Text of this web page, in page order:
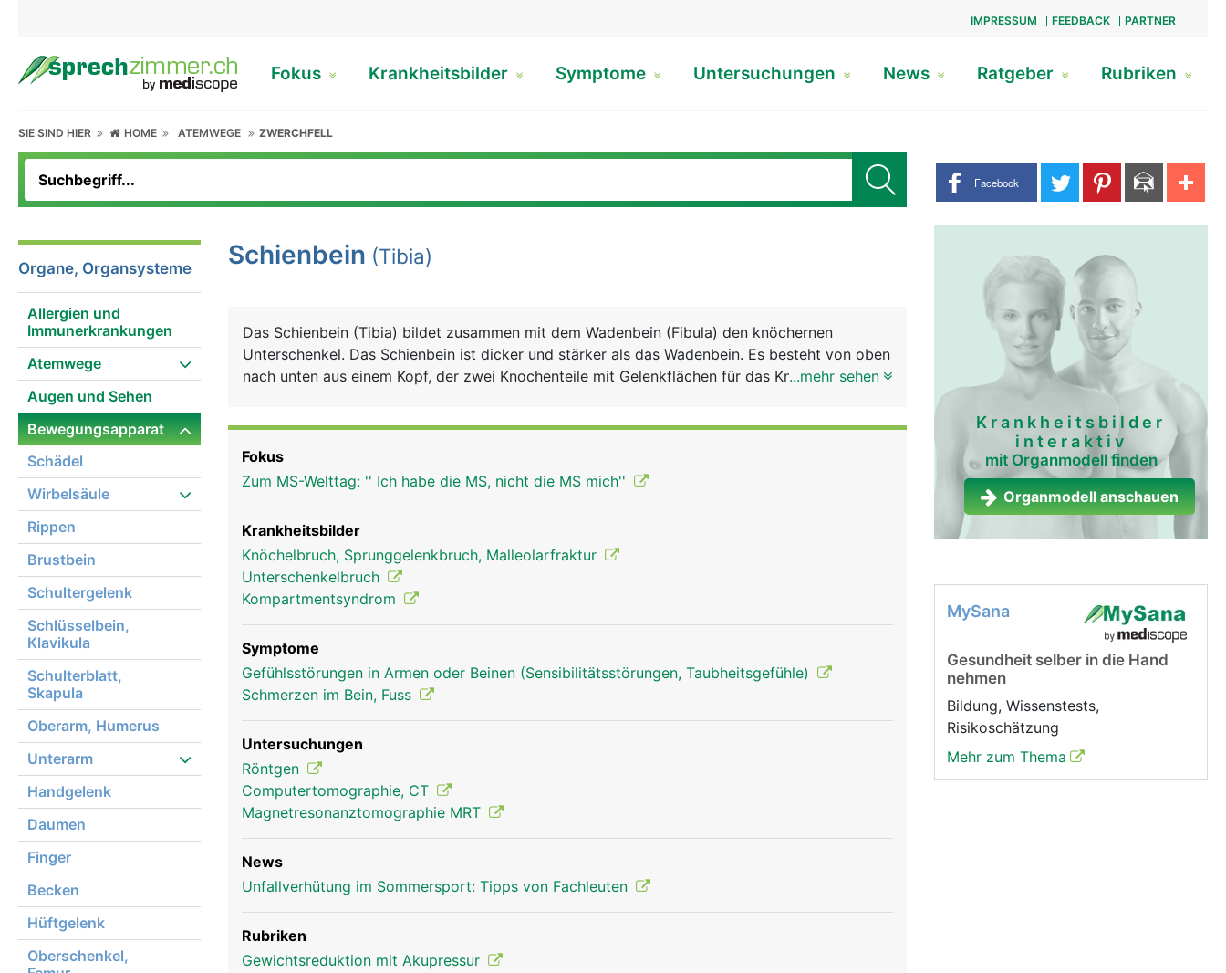
IMPRESSUM FEEDBACK PARTNER
Fokus Krankheitsbilder Symptome Untersuchungen News Ratgeber Rubriken
SIE SIND HIER HOME ATEMWEGE ZWERCHFELL
Share buttons
Facebook
Organe, Organsysteme
Allergien und
Immunerkrankungen
Atemwege
Augen und Sehen
Bewegungsapparat
Schädel
Wirbelsäule
Rippen
Brustbein
Schultergelenk
Schlüsselbein,
Klavikula
Schulterblatt,
Skapula
Oberarm, Humerus
Unterarm
Handgelenk
Daumen
Finger
Becken
Hüftgelenk
Oberschenkel,
Schienbein (Tibia)
Das Schienbein (Tibia) bildet zusammen mit dem Wadenbein (Fibula) den knöchernen
Unterschenkel. Das Schienbein ist dicker und stärker als das Wadenbein. Es besteht von oben
nach unten aus einem Kopf, der zwei Knochenteile mit Gelenkflächen für das Kniegelenk
...mehr sehen
Fokus
Zum MS-Welttag: '' Ich habe die MS, nicht die MS mich''
Krankheitsbilder
Knöchelbruch, Sprunggelenkbruch, Malleolarfraktur
Unterschenkelbruch
Kompartmentsyndrom
Symptome
Gefühlsstörungen in Armen oder Beinen (Sensibilitätsstörungen, Taubheitsgefühle)
Schmerzen im Bein, Fuss
Untersuchungen
Röntgen
Computertomographie, CT
Magnetresonanztomographie MRT
News
Unfallverhütung im Sommersport: Tipps von Fachleuten
Rubriken
Gewichtsreduktion mit Akupressur
Krankheitsbilder
interaktiv
mit Organmodell finden
Organmodell anschauen
MySana
Gesundheit selber in die Hand
nehmen
Bildung, Wissenstests,
Risikoschätzung
Mehr zum Thema